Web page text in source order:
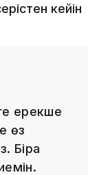
кейін
ерекше
өз